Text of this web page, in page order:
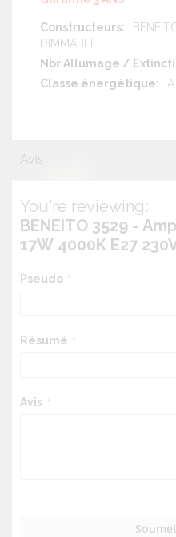
DIMMABLE
Avis
You're reviewing:
BENEITO 3529 -
17W 4000K E27
Pseudo
Résumé
Avis